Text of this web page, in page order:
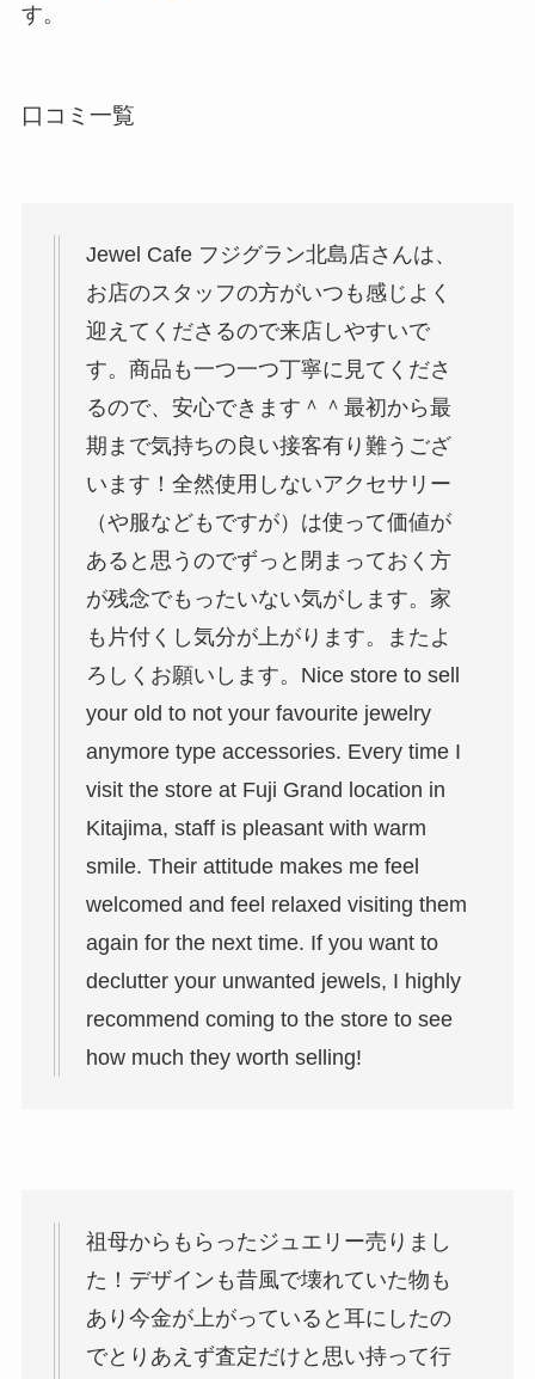
す。
口コミ一覧
Jewel Cafe フジグラン北島店さんは、
お店のスタッフの方がいつも感じよく
迎えてくださるので来店しやすいで
す。商品も一つ一つ丁寧に見てくださ
るので、安心できます＾＾最初から最
期まで気持ちの良い接客有り難うござ
います！全然使用しないアクセサリー
（や服などもですが）は使って価値が
あると思うのでずっと閉まっておく方
が残念でもったいない気がします。家
も片付くし気分が上がります。またよ
ろしくお願いします。Nice store to sell
your old to not your favourite jewelry
anymore type accessories. Every time I
visit the store at Fuji Grand location in
Kitajima, staff is pleasant with warm
smile. Their attitude makes me feel
welcomed and feel relaxed visiting them
again for the next time. If you want to
declutter your unwanted jewels, I highly
recommend coming to the store to see
how much they worth selling!
祖母からもらったジュエリー売りまし
た！デザインも昔風で壊れていた物も
あり今金が上がっていると耳にしたの
でとりあえず査定だけと思い持って行